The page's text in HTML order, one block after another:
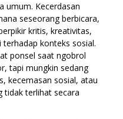
umum. Kecerdasan
seseorang berbicara,
kritis, kreativitas,
konteks sosial.
ponsel saat ngobrol
tapi mungkin sedang
kecemasan sosial, atau
tidak terlihat secara